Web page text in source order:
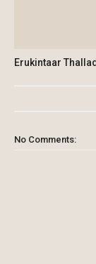
Erukintaar
No Comments: